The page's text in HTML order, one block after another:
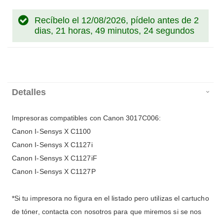
Recíbelo el 12/08/2026, pídelo antes de 2
dias, 21 horas, 49 minutos, 24 segundos
Detalles
Impresoras compatibles con Canon 3017C006:
Canon I-Sensys X C1100
Canon I-Sensys X C1127i
Canon I-Sensys X C1127iF
Canon I-Sensys X C1127P
*Si tu impresora no figura en el listado pero utilizas el cartucho
de tóner, contacta con nosotros para que miremos si se nos